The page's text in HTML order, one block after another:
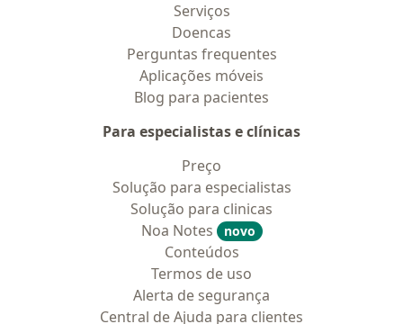
Serviços
Doencas
Perguntas frequentes
Aplicações móveis
Blog para pacientes
Para especialistas e clínicas
Preço
Solução para especialistas
Solução para clinicas
Noa Notes
novo
Conteúdos
Termos de uso
Alerta de segurança
Central de Ajuda para clientes